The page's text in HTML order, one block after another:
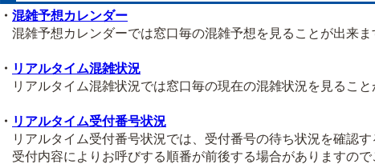
・ 混雑予想カレンダー
混雑予想カレンダーでは窓口毎の混雑予想を見ることが出来ま
・ リアルタイム混雑状況
リアルタイム混雑状況では窓口毎の現在の混雑状況を見ること
・ リアルタイム受付番号状況
リアルタイム受付番号状況では、受付番号の待ち状況を確認す
受付内容によりお呼びする順番が前後する場合がありますので